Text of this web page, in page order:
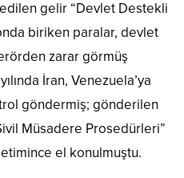
gelir “Devlet Destekli
biriken paralar, devlet
zarar görmüş
İran, Venezuela’ya
göndermiş; gönderilen
Müsadere Prosedürleri”
el konulmuştu.